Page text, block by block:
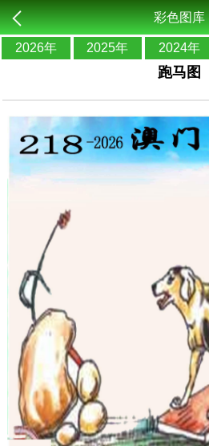
彩色图库
2026年 2025年 2024年
跑马图